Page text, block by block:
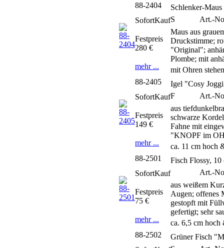
88-2404
Schlenker-
S
Art.-
Maus aus
Druckstimme;
"Original";
Plombe; mit
mit Ohren
SofortKauf
Festpreis
280 €
mehr ...
88-2405
Igel "Cosy
F
Art.-
aus
schwarze
Fahne mit
"KNOPF im
ca. 11 cm hoch
SofortKauf
Festpreis
149 €
mehr ...
88-2501
Fisch Flossy, 10
Art.-
aus weißem
Augen; offenes
gestopft mit
gefertigt; sehr
ca. 6,5 cm hoch
SofortKauf
Festpreis
75 €
mehr ...
88-2502
Grüner Fisch